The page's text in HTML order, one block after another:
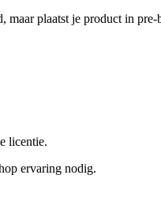
plaatst je product in
licentie.
ervaring nodig.